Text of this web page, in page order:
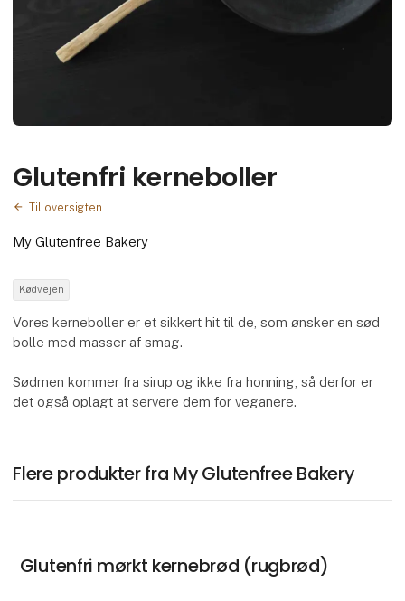
Glutenfri kerneboller
Til oversigten
My Glutenfree Bakery
Kødvejen
Vores kerneboller er et sikkert hit til de, som ønsker en sød
bolle med masser af smag.
Sødmen kommer fra sirup og ikke fra honning, så derfor er
det også oplagt at servere dem for veganere.
Flere produkter fra My Glutenfree Bakery
Glutenfri mørkt kernebrød (rugbrød)